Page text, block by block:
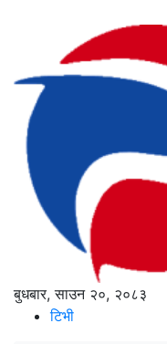
बुधबार, साउन २०, २०८३
टिभी